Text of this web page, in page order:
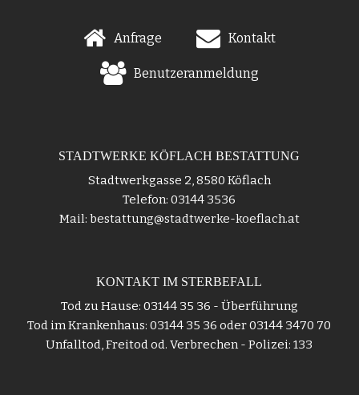
Anfrage Kontakt
Benutzeranmeldung
STADTWERKE KÖFLACH BESTATTUNG
Stadtwerkgasse 2, 8580 Köflach
Telefon: 03144 3536
Mail: bestattung@stadtwerke-koeflach.at
KONTAKT IM STERBEFALL
Tod zu Hause: 03144 35 36 - Überführung
Tod im Krankenhaus: 03144 35 36 oder 03144 3470 70
Unfalltod, Freitod od. Verbrechen - Polizei: 133